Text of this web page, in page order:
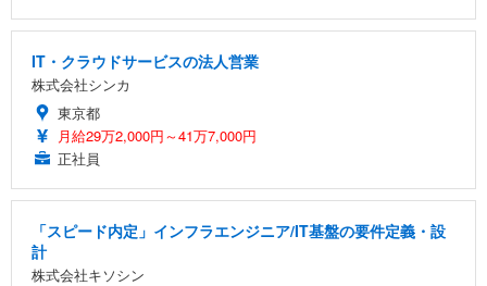
IT・クラウドサービスの法人営業
株式会社シンカ
東京都
月給29万2,000円～41万7,000円
正社員
「スピード内定」インフラエンジニア/IT基盤の要件定義・設
計
株式会社キソシン